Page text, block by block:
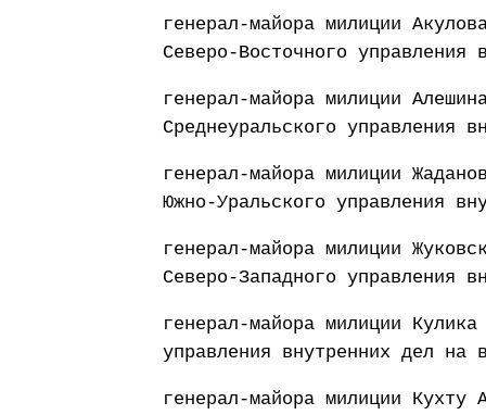
генерал-майора милиции
Северо-Восточного
генерал-майора милиции
Среднеуральского управления
генерал-майора милиции
Южно-Уральского управления
генерал-майора милиции
Северо-Западного управления
генерал-майора милиции
управления внутренних дел на
генерал-майора милиции Кухту